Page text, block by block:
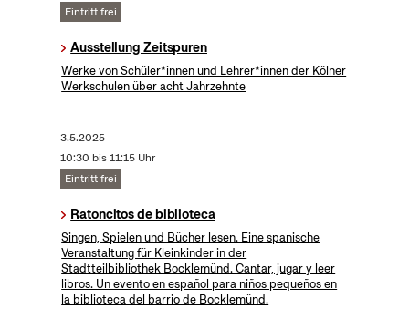
Eintritt frei
Ausstellung Zeitspuren
Werke von Schüler*innen und Lehrer*innen der Kölner
Werkschulen über acht Jahrzehnte
3.5.2025
10:30 bis 11:15 Uhr
Eintritt frei
Ratoncitos de biblioteca
Singen, Spielen und Bücher lesen. Eine spanische
Veranstaltung für Kleinkinder in der
Stadtteilbibliothek Bocklemünd. Cantar, jugar y leer
libros. Un evento en español para niños pequeños en
la biblioteca del barrio de Bocklemünd.